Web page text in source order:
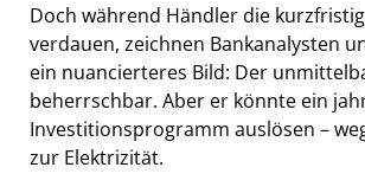
Doch während Händler die
verdauen, zeichnen Bankanalysten
ein nuancierteres Bild: Der
beherrschbar. Aber er könnte ein
Investitionsprogramm auslösen –
zur Elektrizität.